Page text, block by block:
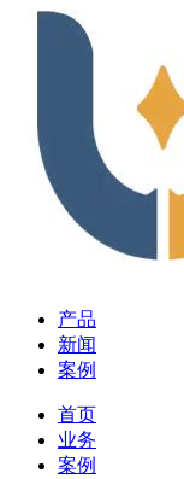
产品
新闻
案例
首页
业务
案例